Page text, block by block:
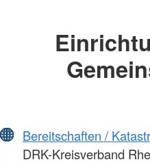
Bereitschaften /
DRK-Kreisverband